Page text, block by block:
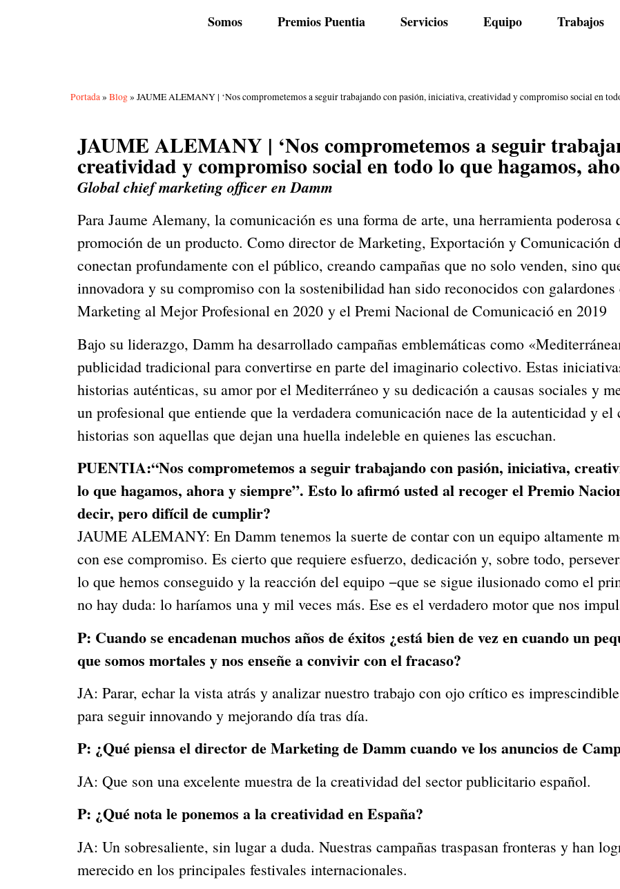
Somos Premios Puentia Servicios Equipo Trabajos
Portada» Blog» JAUME ALEMANY | ‘Nos comprometemos a seguir trabajando con pasión, iniciativa, creatividad y compromiso social en
JAUME ALEMANY | ‘Nos comprometemos a seguir
creatividad y compromiso social en todo lo que hagamos,
Global chief marketing officer en Damm
Para Jaume Alemany, la comunicación es una forma de arte, una herramienta
promoción de un producto. Como director de Marketing, Exportación y Comunicación
conectan profundamente con el público, creando campañas que no solo venden, sino
innovadora y su compromiso con la sostenibilidad han sido reconocidos con
Marketing al Mejor Profesional en 2020 y el Premi Nacional de Comunicació en 2019
Bajo su liderazgo, Damm ha desarrollado campañas emblemáticas como
publicidad tradicional para convertirse en parte del imaginario colectivo. Estas
historias auténticas, su amor por el Mediterráneo y su dedicación a causas sociales y
un profesional que entiende que la verdadera comunicación nace de la autenticidad y
historias son aquellas que dejan una huella indeleble en quienes las escuchan.
PUENTIA:“Nos comprometemos a seguir trabajando con pasión, iniciativa,
lo que hagamos, ahora y siempre”. Esto lo afirmó usted al recoger el Premio
decir, pero difícil de cumplir?
JAUME ALEMANY: En Damm tenemos la suerte de contar con un equipo altamente
con ese compromiso. Es cierto que requiere esfuerzo, dedicación y, sobre todo,
lo que hemos conseguido y la reacción del equipo −que se sigue ilusionado como el
no hay duda: lo haríamos una y mil veces más. Ese es el verdadero motor que nos
P: Cuando se encadenan muchos años de éxitos ¿está bien de vez en cuando un
que somos mortales y nos enseñe a convivir con el fracaso?
JA: Parar, echar la vista atrás y analizar nuestro trabajo con ojo crítico es
para seguir innovando y mejorando día tras día.
P: ¿Qué piensa el director de Marketing de Damm cuando ve los anuncios de
JA: Que son una excelente muestra de la creatividad del sector publicitario español.
P: ¿Qué nota le ponemos a la creatividad en España?
JA: Un sobresaliente, sin lugar a duda. Nuestras campañas traspasan fronteras y han
merecido en los principales festivales internacionales.